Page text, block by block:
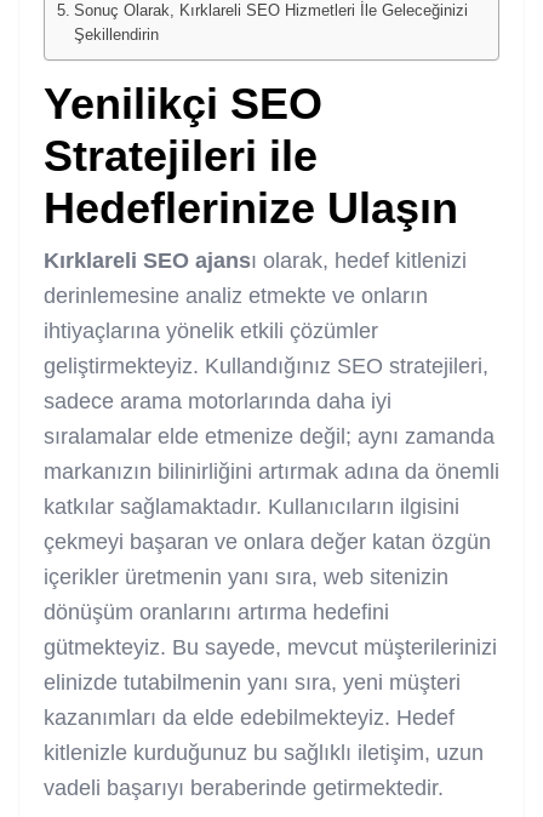
Sonuç Olarak, Kırklareli SEO Hizmetleri İle Geleceğinizi
Şekillendirin
Yenilikçi SEO
Stratejileri ile
Hedeflerinize Ulaşın
Kırklareli SEO ajansı olarak, hedef kitlenizi
derinlemesine analiz etmekte ve onların
ihtiyaçlarına yönelik etkili çözümler
geliştirmekteyiz. Kullandığınız SEO stratejileri,
sadece arama motorlarında daha iyi
sıralamalar elde etmenize değil; aynı zamanda
markanızın bilinirliğini artırmak adına da önemli
katkılar sağlamaktadır. Kullanıcıların ilgisini
çekmeyi başaran ve onlara değer katan özgün
içerikler üretmenin yanı sıra, web sitenizin
dönüşüm oranlarını artırma hedefini
gütmekteyiz. Bu sayede, mevcut müşterilerinizi
elinizde tutabilmenin yanı sıra, yeni müşteri
kazanımları da elde edebilmekteyiz. Hedef
kitlenizle kurduğunuz bu sağlıklı iletişim, uzun
vadeli başarıyı beraberinde getirmektedir.